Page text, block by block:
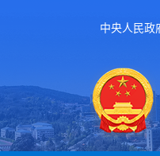
中央人民政